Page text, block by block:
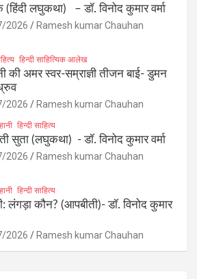
लघुकथा) – डॉ. विनोद कुमार वर्मा
2026 Ramesh kumar Chauhan
हिन्दी साहित्यिक आलेख
की अमर स्वर-सम्राज्ञी तीजन बाई- डुमन
2026 Ramesh kumar Chauhan
हिन्दी साहित्य
सुता (लघुकथा) ​- डॉ. विनोद कुमार वर्मा
2026 Ramesh kumar Chauhan
हिन्दी साहित्य
लंगड़ा कौन? (आपबीती)​- डॉ. विनोद कुमार
2026 Ramesh kumar Chauhan